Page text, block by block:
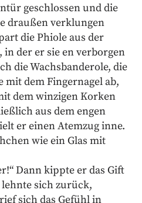
geschlossen und die
draußen verklungen
die Phiole aus der
in der er sie en verborgen
die Wachsbanderole, die
mit dem Fingernagel ab,
dem winzigen Korken
aus dem engen
er einen Atemzug inne.
wie ein Glas mit
Dann kippte er das Gift
sich zurück,
sich das Gefühl in